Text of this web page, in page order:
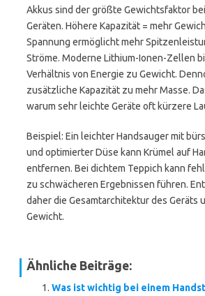
Akkus sind der größte Gewichtsfaktor
Geräten. Höhere Kapazität = mehr
Spannung ermöglicht mehr
Ströme. Moderne Lithium-Ionen-Zellen
Verhältnis von Energie zu Gewicht.
zusätzliche Kapazität zu mehr Masse.
warum sehr leichte Geräte oft kürzere
Beispiel: Ein leichter Handsauger mit
und optimierter Düse kann Krümel auf
entfernen. Bei dichtem Teppich kann
zu schwächeren Ergebnissen führen.
daher die Gesamtarchitektur des Geräts
Gewicht.
Ähnliche Beiträge:
Was ist wichtig bei einem